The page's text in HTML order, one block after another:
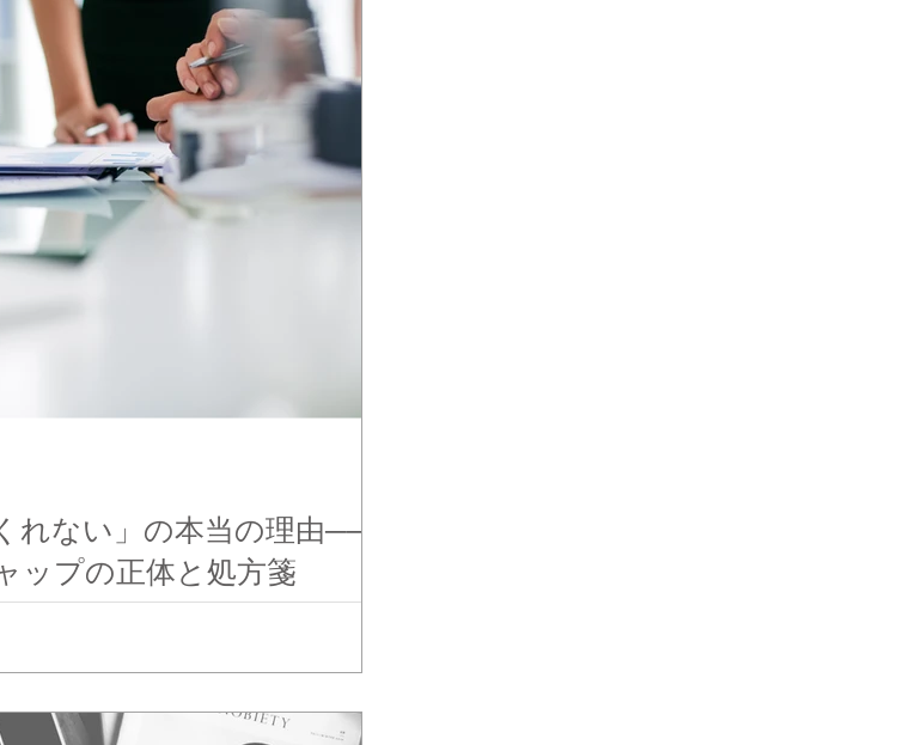
れない」の本当の理由──
ップの正体と処方箋
りません。 ...